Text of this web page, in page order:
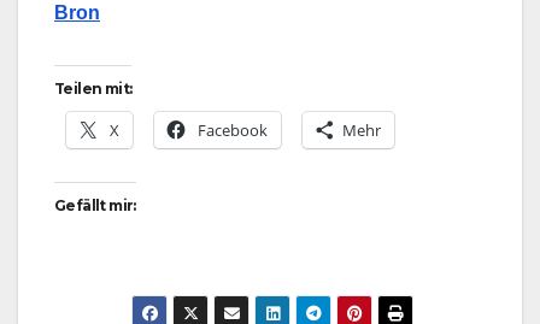
Bron
Teilen mit:
X Facebook Mehr
Gefällt mir: